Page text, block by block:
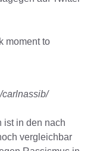
moment to
carlnassib/
ist in den nach
vergleichbar